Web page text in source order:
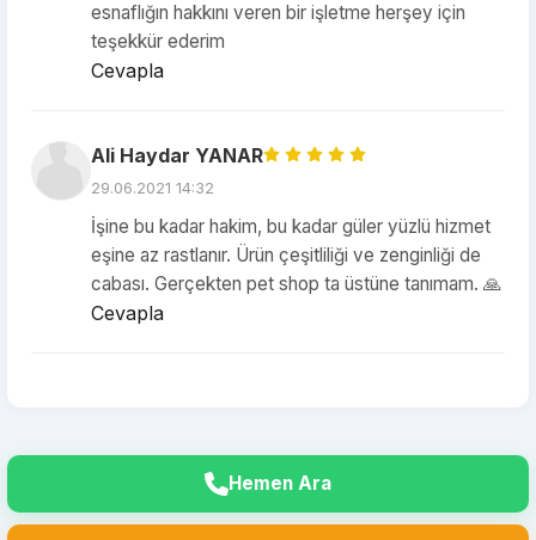
esnaflığın hakkını veren bir işletme herşey için
teşekkür ederim
Cevapla
Ali Haydar YANAR
29.06.2021 14:32
İşine bu kadar hakim, bu kadar güler yüzlü hizmet
eşine az rastlanır. Ürün çeşitliliği ve zenginliği de
cabası. Gerçekten pet shop ta üstüne tanımam. 🙏
Cevapla
Hemen Ara